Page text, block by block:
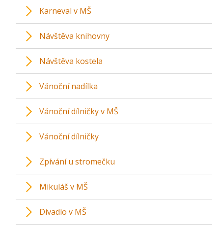
Karneval v MŠ
Návštěva knihovny
Návštěva kostela
Vánoční nadílka
Vánoční dílničky v MŠ
Vánoční dílničky
Zpívání u stromečku
Mikuláš v MŠ
Divadlo v MŠ